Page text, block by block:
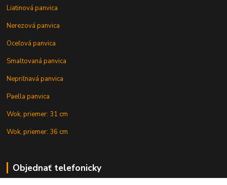
Liatinová panvica
Nerezová panvica
Oceľová panvica
Smaltovaná panvica
Nepriľnavá panvica
Paella panvica
Wok, priemer: 31 cm
Wok, priemer: 36 cm
Objednať telefonicky